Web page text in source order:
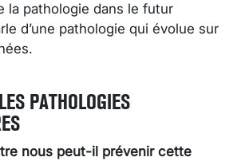
la pathologie dans le futur
d’une pathologie qui évolue sur
PATHOLOGIES
nous peut-il prévenir cette